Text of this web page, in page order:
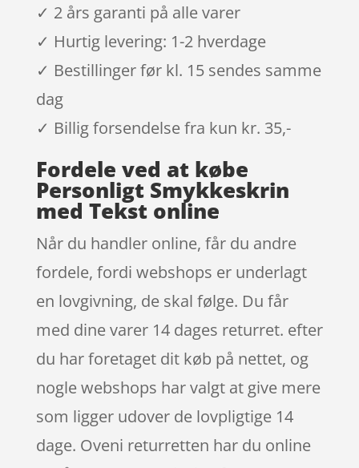
✓ 2 års garanti på alle varer
✓ Hurtig levering: 1-2 hverdage
✓ Bestillinger før kl. 15 sendes samme
dag
✓ Billig forsendelse fra kun kr. 35,-
Fordele ved at købe
Personligt Smykkeskrin
med Tekst online
Når du handler online, får du andre
fordele, fordi webshops er underlagt
en lovgivning, de skal følge. Du får
med dine varer 14 dages returret. efter
du har foretaget dit køb på nettet, og
nogle webshops har valgt at give mere
som ligger udover de lovpligtige 14
dage. Oveni returretten har du online